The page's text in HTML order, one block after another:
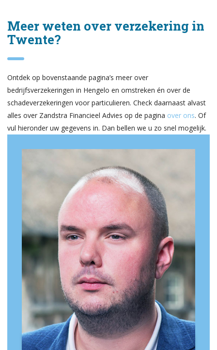
Meer weten over verzekering in
Twente?
Ontdek op bovenstaande pagina’s meer over
bedrijfsverzekeringen in Hengelo en omstreken én over de
schadeverzekeringen voor particulieren. Check daarnaast alvast
alles over Zandstra Financieel Advies op de pagina over ons. Of
vul hieronder uw gegevens in. Dan bellen we u zo snel mogelijk.